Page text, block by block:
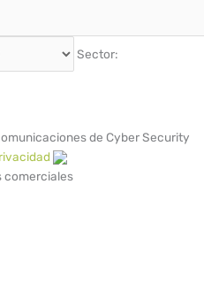
Sector:
de Cyber Security
comerciales